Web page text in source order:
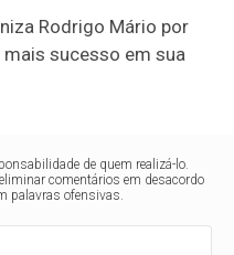
Rodrigo Mário por
sucesso em sua
de quem realizá-lo.
comentários em desacordo
palavras ofensivas.